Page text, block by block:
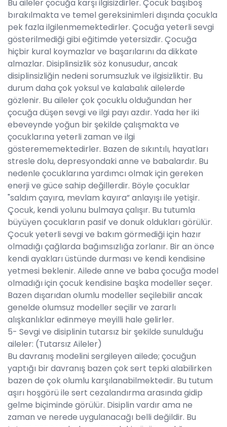
Bu aileler çocuğa karşı ilgisizdirler. Çocuk başıboş
bırakılmakta ve temel gereksinimleri dışında çocukla
pek fazla ilgilenmemektedirler. Çocuğa yeterli sevgi
gösterilmediği gibi eğitimde yetersizdir. Çocuğa
hiçbir kural koymazlar ve başarılarını da dikkate
almazlar. Disiplinsizlik söz konusudur, ancak
disiplinsizliğin nedeni sorumsuzluk ve ilgisizliktir. Bu
durum daha çok yoksul ve kalabalık ailelerde
gözlenir. Bu aileler çok çocuklu olduğundan her
çocuğa düşen sevgi ve ilgi payı azdır. Yada her iki
ebeveynde yoğun bir şekilde çalışmakta ve
çocuklarına yeterli zaman ve ilgi
gösterememektedirler. Bazen de sıkıntılı, hayatları
stresle dolu, depresyondaki anne ve babalardır. Bu
nedenle çocuklarına yardımcı olmak için gereken
enerji ve güce sahip değillerdir. Böyle çocuklar
"saldım çayıra, mevlam kayıra” anlayışı ile yetişir.
Çocuk, kendi yolunu bulmaya çalışır. Bu tutumla
büyüyen çocukların pasif ve donuk oldukları görülür.
Çocuk yeterli sevgi ve bakım görmediği için hazır
olmadığı çağlarda bağımsızlığa zorlanır. Bir an önce
kendi ayakları üstünde durması ve kendi kendisine
yetmesi beklenir. Ailede anne ve baba çocuğa model
olmadığı için çocuk kendisine başka modeller seçer.
Bazen dışarıdan olumlu modeller seçilebilir ancak
genelde olumsuz modeller seçilir ve zararlı
alışkanlıklar edinmeye meyilli hale gelirler.
5- Sevgi ve disiplinin tutarsız bir şekilde sunulduğu
aileler: (Tutarsız Aileler)
Bu davranış modelini sergileyen ailede; çocuğun
yaptığı bir davranış bazen çok sert tepki alabilirken
bazen de çok olumlu karşılanabilmektedir. Bu tutum
aşırı hoşgörü ile sert cezalandırma arasında gidip
gelme biçiminde görülür. Disiplin vardır ama ne
zaman ve nerede uygulanacağı belli değildir. Bu